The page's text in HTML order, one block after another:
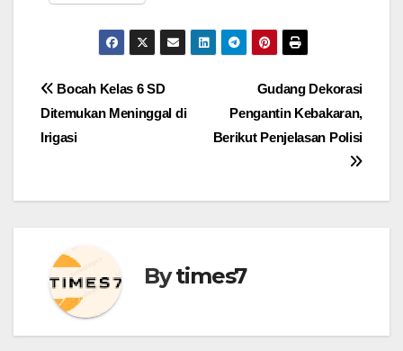
Navigasi
pos
Gudang Dekorasi
Pengantin Kebakaran,
Berikut Penjelasan Polisi
Bocah Kelas 6 SD
Ditemukan Meninggal di
Irigasi
Bytimes7